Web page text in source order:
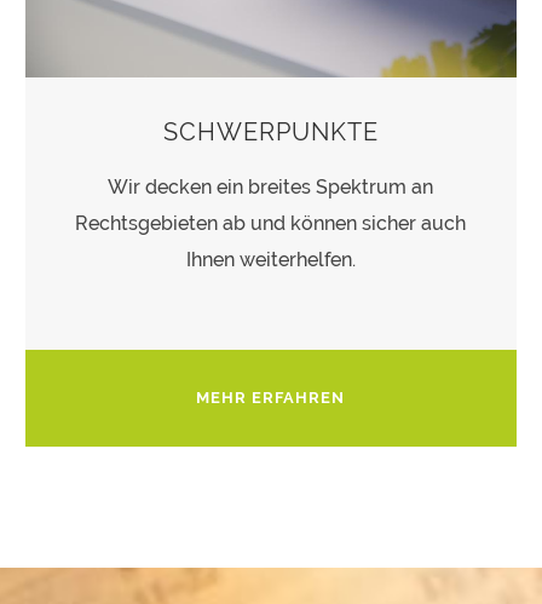
SCHWERPUNKTE
Wir decken ein breites Spektrum an
Rechtsgebieten ab und können sicher auch
Ihnen weiterhelfen.
MEHR ERFAHREN